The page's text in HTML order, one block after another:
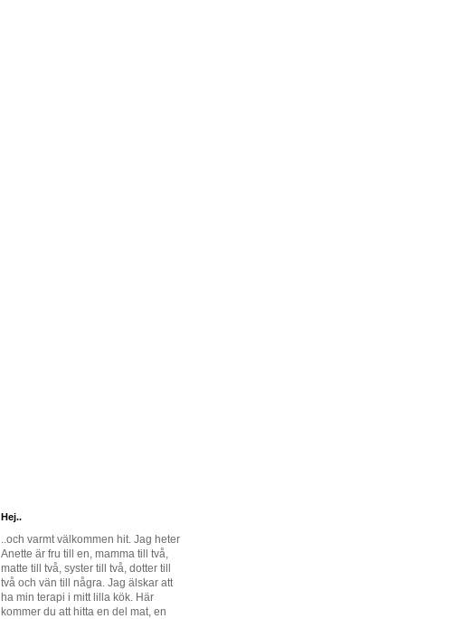
Hej..
..och varmt välkommen hit. Jag heter
Anette är fru till en, mamma till två,
matte till två, syster till två, dotter till
två och vän till några. Jag älskar att
ha min terapi i mitt lilla kök. Här
kommer du att hitta en del mat, en